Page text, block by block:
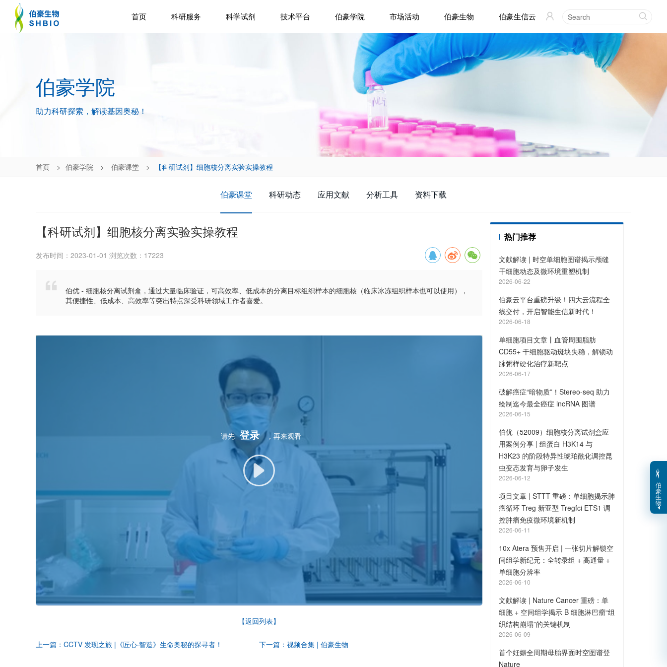
首页 科研服务 科学试剂 技术平台 伯豪学院 市场活动 伯豪生物 伯豪生信云  
伯豪学院
助力科研探索，解读基因奥秘！
首页 伯豪学院 伯豪课堂 【科研试剂】细胞核分离实验实操教程
伯豪课堂 科研动态 应用文献 分析工具 资料下载
【科研试剂】细胞核分离实验实操教程
发布时间：2023-01-01 浏览次数：17223

伯优 - 细胞核分离试剂盒，通过大量临床验证，可高效率、低成本的分离目标组织样本的细胞核（临床冰冻组织样本也可以使用），
其便捷性、低成本、高效率等突出特点深受科研领域工作者喜爱。
请先 登录 ，再来观看
【返回列表】
上一篇：CCTV 发现之旅 |《匠心·智造》生命奥秘的探寻者！ 下一篇：视频合集 | 伯豪生物
热门推荐
文献解读 | 时空单细胞图谱揭示颅缝
干细胞动态及微环境重塑机制
2026-06-22
伯豪云平台重磅升级！四大云流程全
线交付，开启智能生信新时代！
2026-06-18
单细胞项目文章丨血管周围脂肪
CD55+ 干细胞驱动斑块失稳，解锁动
脉粥样硬化治疗新靶点
2026-06-17
破解癌症“暗物质”！Stereo-seq 助力
绘制迄今最全癌症 lncRNA 图谱
2026-06-15
伯优（52009）细胞核分离试剂盒应
用案例分享 | 组蛋白 H3K14 与
H3K23 的阶段特异性琥珀酰化调控昆
虫变态发育与卵子发生
2026-06-12
项目文章 | STTT 重磅：单细胞揭示肺
癌循环 Treg 新亚型 Tregfci ETS1 调
控肿瘤免疫微环境新机制
2026-06-11
10x Atera 预售开启 | 一张切片解锁空
间组学新纪元：全转录组 + 高通量 +
单细胞分辨率
2026-06-10
文献解读 | Nature Cancer 重磅：单
细胞 + 空间组学揭示 B 细胞淋巴瘤“组
织结构崩塌”的关键机制
2026-06-09
首个妊娠全周期母胎界面时空图谱登
Nature
伯
豪
生
物